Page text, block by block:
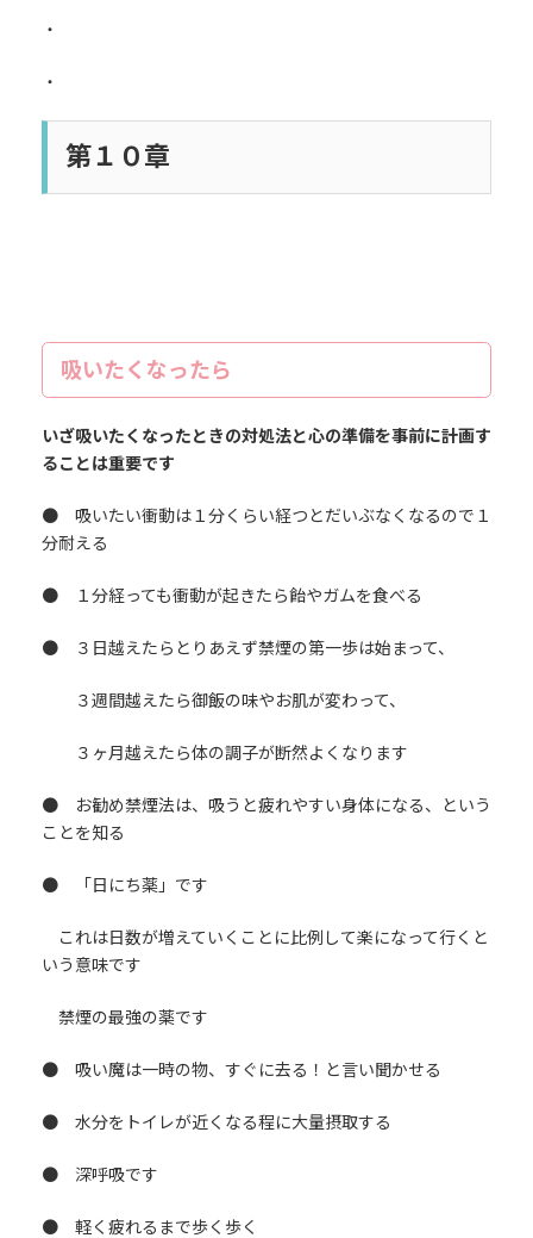
・
・
第１０章
吸いたくなったら
いざ吸いたくなったときの対処法と心の準備を事前に計画す
ることは重要です
● 吸いたい衝動は１分くらい経つとだいぶなくなるので１
分耐える
● １分経っても衝動が起きたら飴やガムを食べる
● ３日越えたらとりあえず禁煙の第一歩は始まって、
３週間越えたら御飯の味やお肌が変わって、
３ヶ月越えたら体の調子が断然よくなります
● お勧め禁煙法は、吸うと疲れやすい身体になる、という
ことを知る
● 「日にち薬」です
これは日数が増えていくことに比例して楽になって行くと
いう意味です
禁煙の最強の薬です
● 吸い魔は一時の物、すぐに去る！と言い聞かせる
● 水分をトイレが近くなる程に大量摂取する
● 深呼吸です
● 軽く疲れるまで歩く歩く